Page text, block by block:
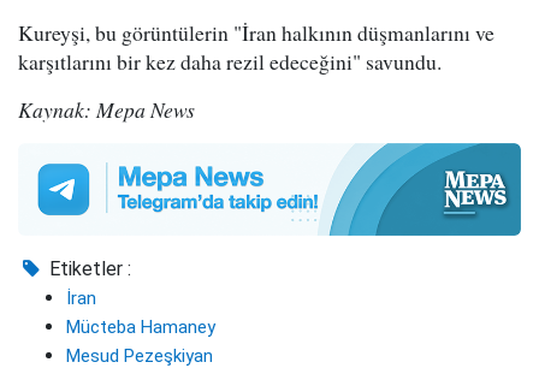
Kureyşi, bu görüntülerin "İran halkının düşmanlarını ve
karşıtlarını bir kez daha rezil edeceğini" savundu.
Kaynak: Mepa News
Etiketler :
İran
Mücteba Hamaney
Mesud Pezeşkiyan